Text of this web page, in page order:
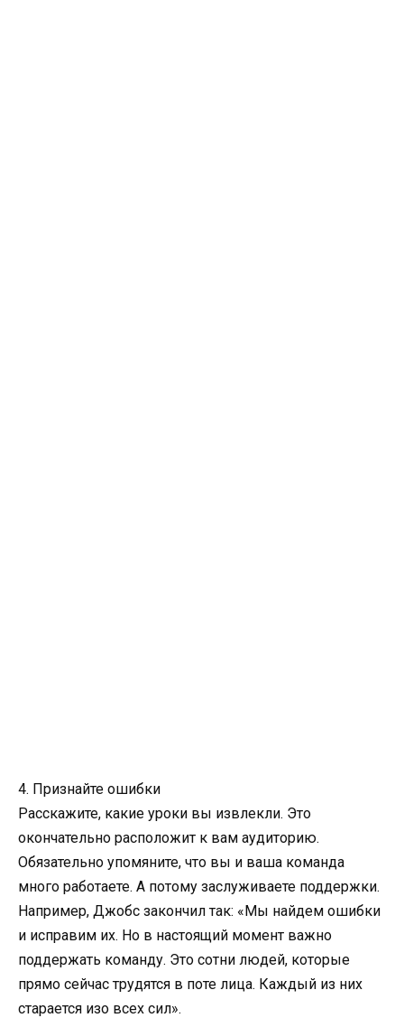
4. Признайте ошибки
Расскажите, какие уроки вы извлекли. Это
окончательно расположит к вам аудиторию.
Обязательно упомяните, что вы и ваша команда
много работаете. А потому заслуживаете поддержки.
Например, Джобс закончил так: «Мы найдем ошибки
и исправим их. Но в настоящий момент важно
поддержать команду. Это сотни людей, которые
прямо сейчас трудятся в поте лица. Каждый из них
старается изо всех сил».